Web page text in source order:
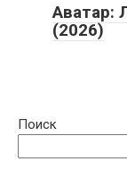
Аватар:
(2026)
Поиск